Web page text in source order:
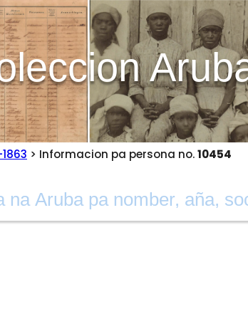
> Informacion pa persona no.10454